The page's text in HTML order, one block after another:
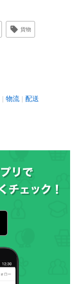
貨物
物流 配送